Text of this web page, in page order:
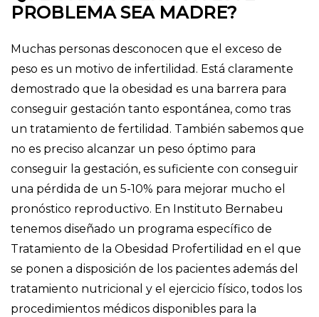
PROBLEMA SEA MADRE?
Muchas personas desconocen que el exceso de
peso es un motivo de infertilidad. Está claramente
demostrado que la obesidad es una barrera para
conseguir gestación tanto espontánea, como tras
un tratamiento de fertilidad. También sabemos que
no es preciso alcanzar un peso óptimo para
conseguir la gestación, es suficiente con conseguir
una pérdida de un 5-10% para mejorar mucho el
pronóstico reproductivo. En Instituto Bernabeu
tenemos diseñado un programa específico de
Tratamiento de la Obesidad Profertilidad en el que
se ponen a disposición de los pacientes además del
tratamiento nutricional y el ejercicio físico, todos los
procedimientos médicos disponibles para la